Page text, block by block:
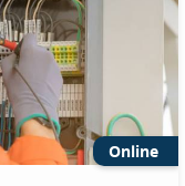
Online